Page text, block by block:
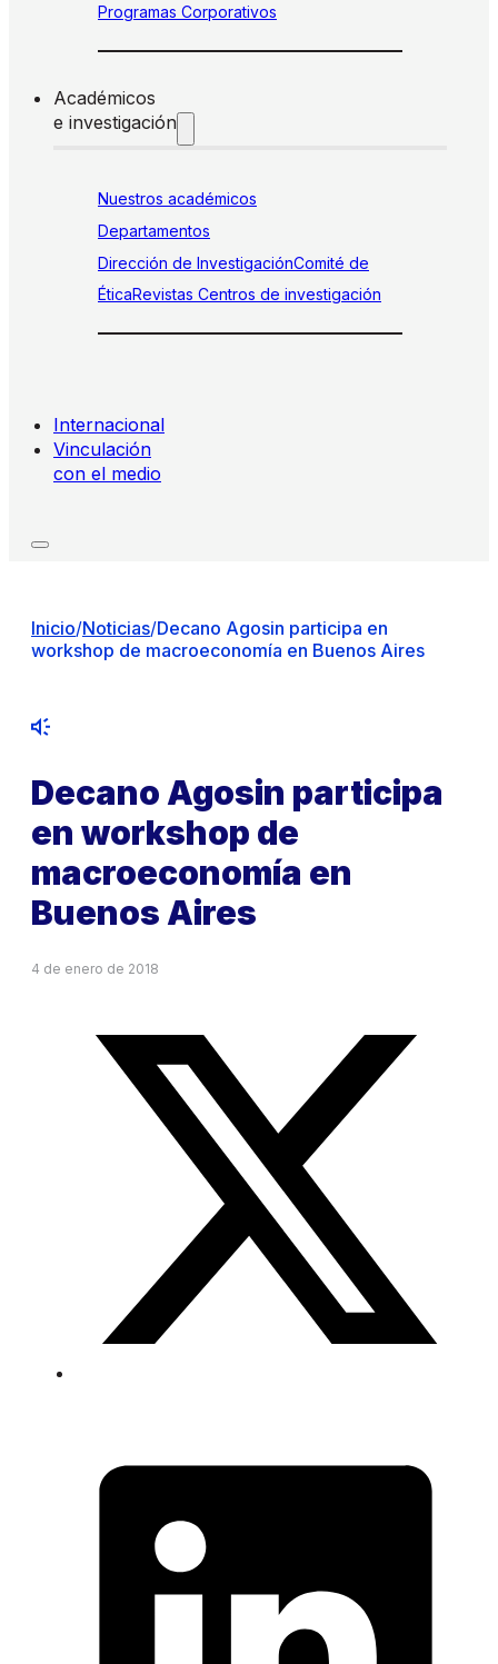
Programas Corporativos
Académicos
e investigación
Nuestros académicos
Departamentos
Dirección de InvestigaciónComité de
ÉticaRevistas Centros de investigación
Internacional
Vinculación
con el medio
Inicio/Noticias/Decano Agosin participa en
workshop de macroeconomía en Buenos Aires
Decano Agosin participa
en workshop de
macroeconomía en
Buenos Aires
4 de enero de 2018